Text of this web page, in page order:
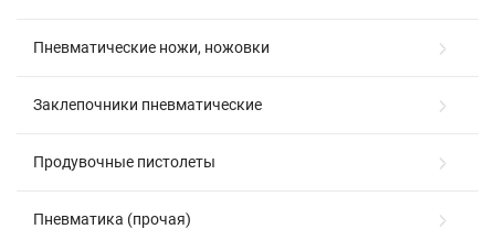
Пневматические ножи, ножовки
Заклепочники пневматические
Продувочные пистолеты
Пневматика (прочая)